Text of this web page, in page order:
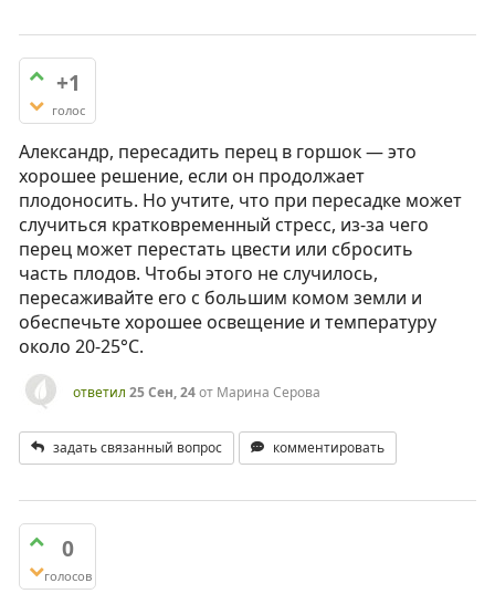
+1
голос
Александр, пересадить перец в горшок — это
хорошее решение, если он продолжает
плодоносить. Но учтите, что при пересадке может
случиться кратковременный стресс, из-за чего
перец может перестать цвести или сбросить
часть плодов. Чтобы этого не случилось,
пересаживайте его с большим комом земли и
обеспечьте хорошее освещение и температуру
около 20-25°C.
ответил 25 Сен, 24от Марина Серова
задать связанный вопрос комментировать
0
голосов